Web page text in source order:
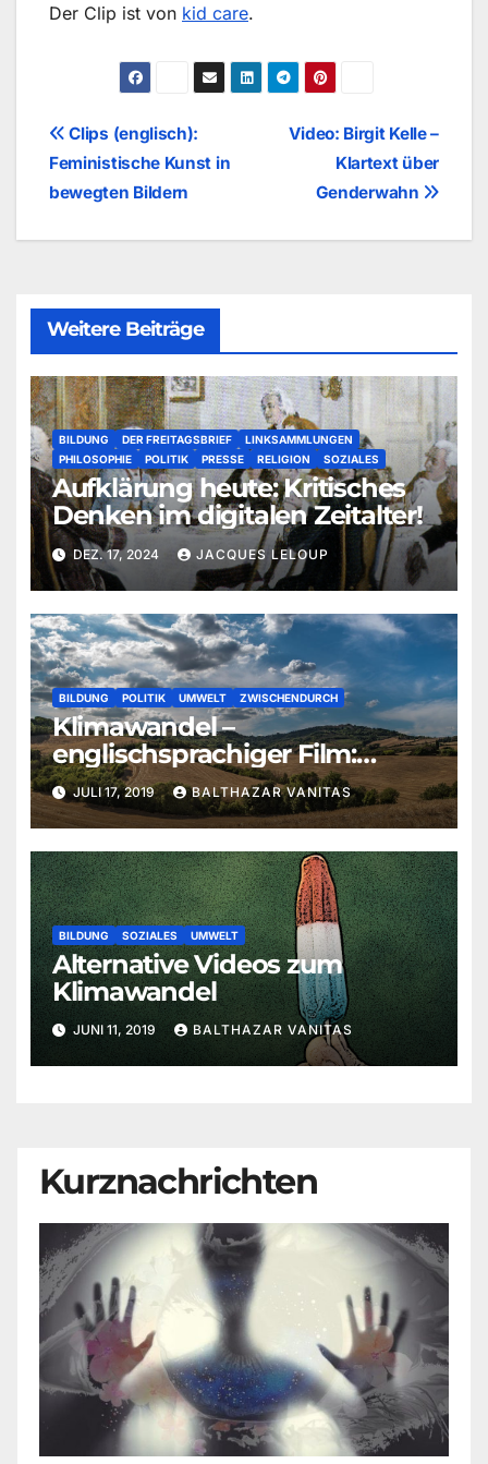
Der Clip ist von kid care.
BeitragsnavigationVideo: Birgit Kelle –
Klartext über
Genderwahn
Clips (englisch):
Feministische Kunst in
bewegten Bildern
Weitere Beiträge
BILDUNG DER FREITAGSBRIEF
LINKSAMMLUNGEN
PHILOSOPHIE
POLITIK PRESSE RELIGION SOZIALES
Aufklärung heute: Kritisches
Denken im digitalen Zeitalter!
DEZ. 17, 2024 JACQUES LELOUP
BILDUNG POLITIK UMWELT ZWISCHENDURCH
Klimawandel –
englischsprachiger Film:
„Climate Hustle“
JULI 17, 2019 BALTHAZAR VANITAS
BILDUNG SOZIALES UMWELT
Alternative Videos zum
Klimawandel
JUNI 11, 2019 BALTHAZAR VANITAS
Kurznachrichten